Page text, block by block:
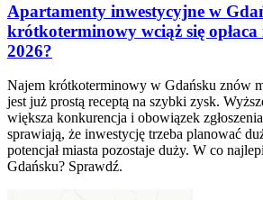
Apartamenty inwestycyjne w
krótkoterminowy wciąż się
2026?
Najem krótkoterminowy w Gdańsku znów
jest już prostą receptą na szybki zysk.
większa konkurencja i obowiązek
sprawiają, że inwestycję trzeba planować
potencjał miasta pozostaje duży. W co
Gdańsku? Sprawdź.